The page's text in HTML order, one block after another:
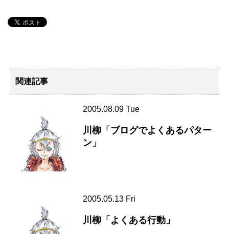
関連記事
2005.08.09 Tue
川柳「ブログでよくあるパター
ン」
2005.05.13 Fri
川柳「よくある行動」